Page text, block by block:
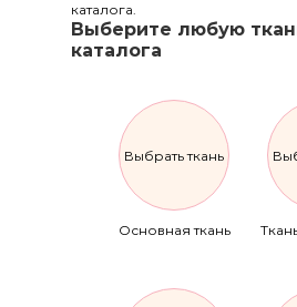
каталога.
Выберите любую
каталога
Выбрать ткань
Основная ткань